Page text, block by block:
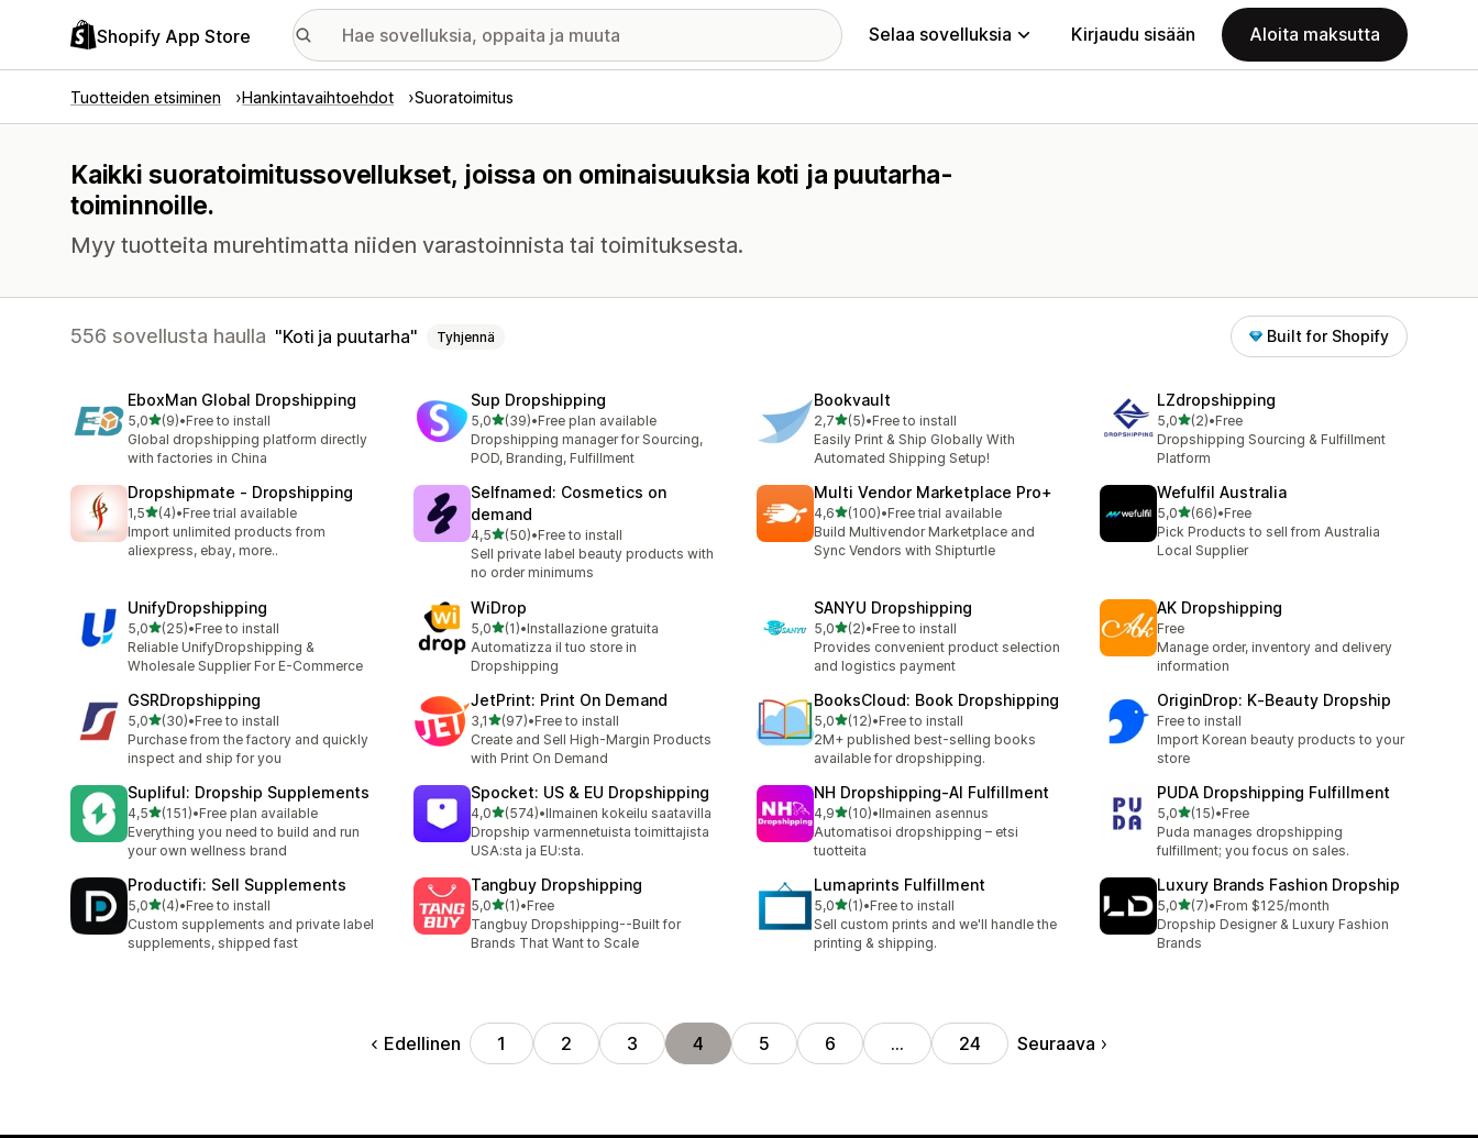
Shopify App Store Selaa sovelluksia Kirjaudu sisään Aloita maksutta
Tuotteiden etsiminen Hankintavaihtoehdot Suoratoimitus
Kaikki suoratoimitussovellukset, joissa on ominaisuuksia koti ja puutarha-
toiminnoille.
Myy tuotteita murehtimatta niiden varastoinnista tai toimituksesta.
556 sovellusta haulla Koti ja puutarha Tyhjennä Built for Shopify
EboxMan Global Dropshipping
5,0/ 5 tähteä
(9)
9 arvostelua yhteensä
•Free to install
Global dropshipping platform directly
with factories in China
Sup Dropshipping
5,0/ 5 tähteä
(39)
39 arvostelua yhteensä
•Free plan available
Dropshipping manager for Sourcing,
POD, Branding, Fulfillment
Bookvault
2,7/ 5 tähteä
(5)
5 arvostelua yhteensä
•Free to install
Easily Print & Ship Globally With
Automated Shipping Setup!
LZdropshipping
5,0/ 5 tähteä
(2)
2 arvostelua yhteensä
•Free
Dropshipping Sourcing & Fulfillment
Platform
Dropshipmate ‑ Dropshipping
1,5/ 5 tähteä
(4)
4 arvostelua yhteensä
•Free trial available
Import unlimited products from
aliexpress, ebay, more..
Selfnamed: Cosmetics on
demand
4,5/ 5 tähteä
(50)
50 arvostelua yhteensä
•Free to install
Sell private label beauty products with
no order minimums
Multi Vendor Marketplace Pro+
4,6/ 5 tähteä
(100)
100 arvostelua yhteensä
•Free trial available
Build Multivendor Marketplace and
Sync Vendors with Shipturtle
Wefulfil Australia
5,0/ 5 tähteä
(66)
66 arvostelua yhteensä
•Free
Pick Products to sell from Australia
Local Supplier
UnifyDropshipping
5,0/ 5 tähteä
(25)
25 arvostelua yhteensä
•Free to install
Reliable UnifyDropshipping &
Wholesale Supplier For E-Commerce
WiDrop
5,0/ 5 tähteä
(1)
1 arvostelua yhteensä
•Installazione gratuita
Automatizza il tuo store in
Dropshipping
SANYU Dropshipping
5,0/ 5 tähteä
(2)
2 arvostelua yhteensä
•Free to install
Provides convenient product selection
and logistics payment
AK Dropshipping
Free
Manage order, inventory and delivery
information
GSRDropshipping
5,0/ 5 tähteä
(30)
30 arvostelua yhteensä
•Free to install
Purchase from the factory and quickly
inspect and ship for you
JetPrint: Print On Demand
3,1/ 5 tähteä
(97)
97 arvostelua yhteensä
•Free to install
Create and Sell High-Margin Products
with Print On Demand
BooksCloud: Book Dropshipping
5,0/ 5 tähteä
(12)
12 arvostelua yhteensä
•Free to install
2M+ published best-selling books
available for dropshipping.
OriginDrop: K‑Beauty Dropship
Free to install
Import Korean beauty products to your
store
Supliful: Dropship Supplements
4,5/ 5 tähteä
(151)
151 arvostelua yhteensä
•Free plan available
Everything you need to build and run
your own wellness brand
Spocket: US & EU Dropshipping
4,0/ 5 tähteä
(574)
574 arvostelua yhteensä
•Ilmainen kokeilu saatavilla
Dropship varmennetuista toimittajista
USA:sta ja EU:sta.
NH Dropshipping‑AI Fulfillment
4,9/ 5 tähteä
(10)
10 arvostelua yhteensä
•Ilmainen asennus
Automatisoi dropshipping – etsi
tuotteita
PUDA Dropshipping Fulfillment
5,0/ 5 tähteä
(15)
15 arvostelua yhteensä
•Free
Puda manages dropshipping
fulfillment; you focus on sales.
Productifi: Sell Supplements
5,0/ 5 tähteä
(4)
4 arvostelua yhteensä
•Free to install
Custom supplements and private label
supplements, shipped fast
Tangbuy Dropshipping
5,0/ 5 tähteä
(1)
1 arvostelua yhteensä
•Free
Tangbuy Dropshipping--Built for
Brands That Want to Scale
Lumaprints Fulfillment
5,0/ 5 tähteä
(1)
1 arvostelua yhteensä
•Free to install
Sell custom prints and we'll handle the
printing & shipping.
Luxury Brands Fashion Dropship
5,0/ 5 tähteä
(7)
7 arvostelua yhteensä
•From $125/month
Dropship Designer & Luxury Fashion
Brands
Edellinen 1 2 3 4 5 6 … 24 Seuraava